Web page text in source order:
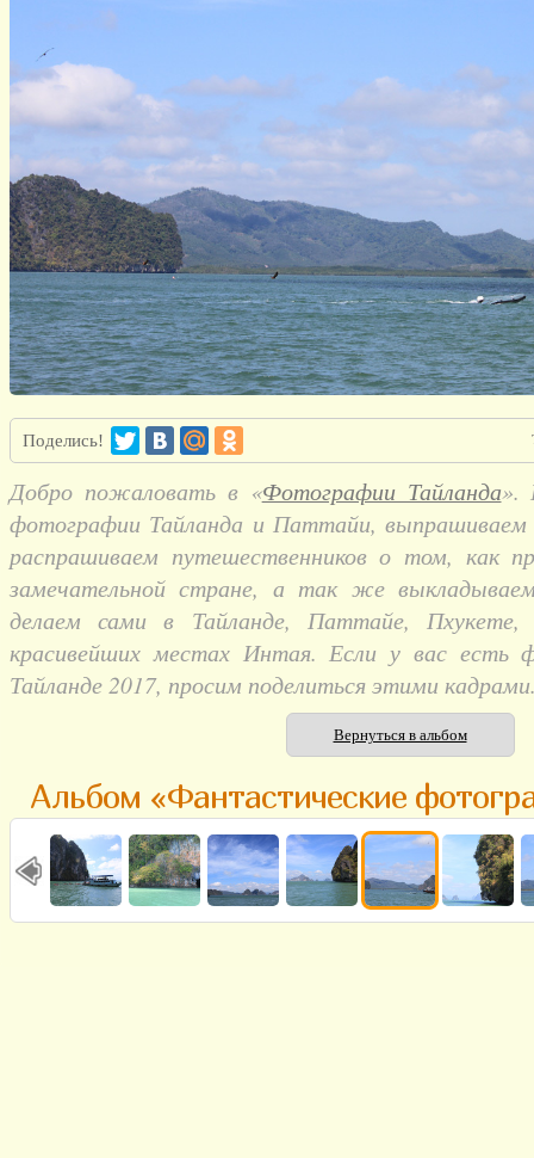
Поделись!
Добро пожаловать в «Фотографии Тайланда».
фотографии Тайланда и Паттайи, выпрашиваем
распрашиваем путешественников о том, как
замечательной стране, а так же
делаем сами в Тайланде, Паттайе,
красивейших местах Интая. Если у вас есть
Тайланде 2017, просим поделиться этими
Вернуться в альбом
Альбом «Фантастические